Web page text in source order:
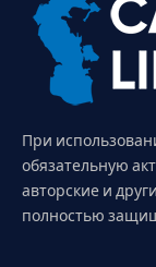
При
обязательную
авторские и
полностью